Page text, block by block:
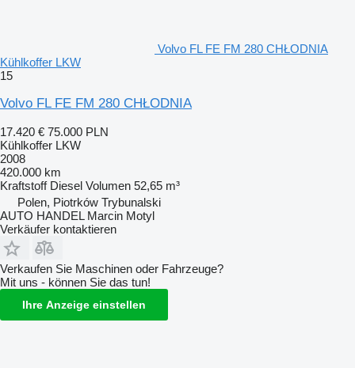
Volvo FL FE FM 280 CHŁODNIA
Kühlkoffer LKW
15
Volvo FL FE FM 280 CHŁODNIA
17.420 € 75.000 PLN
Kühlkoffer LKW
2008
420.000 km
Kraftstoff Diesel Volumen 52,65 m³
Polen, Piotrków Trybunalski
AUTO HANDEL Marcin Motyl
Verkäufer kontaktieren
Verkaufen Sie Maschinen oder Fahrzeuge?
Mit uns - können Sie das tun!
Ihre Anzeige einstellen